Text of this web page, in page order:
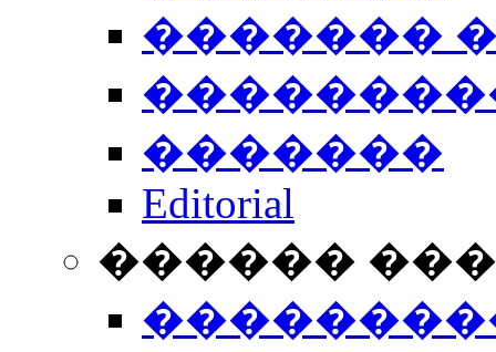
�������
�������
Editorial
������